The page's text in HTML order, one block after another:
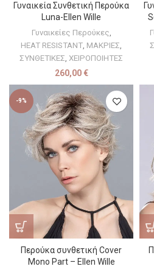
Γυναικεία Συνθετική Περούκα
Luna-Ellen Wille
Γυναικείες Περούκες,
HEAT RESISTANT, ΜΑΚΡΙΕΣ,
ΣΥΝΘΕΤΙΚΕΣ, ΧΕΙΡΟΠΟΙΗΤΕΣ
260,00 €
-9%
Περούκα συνθετική Cover
Mono Part – Ellen Wille